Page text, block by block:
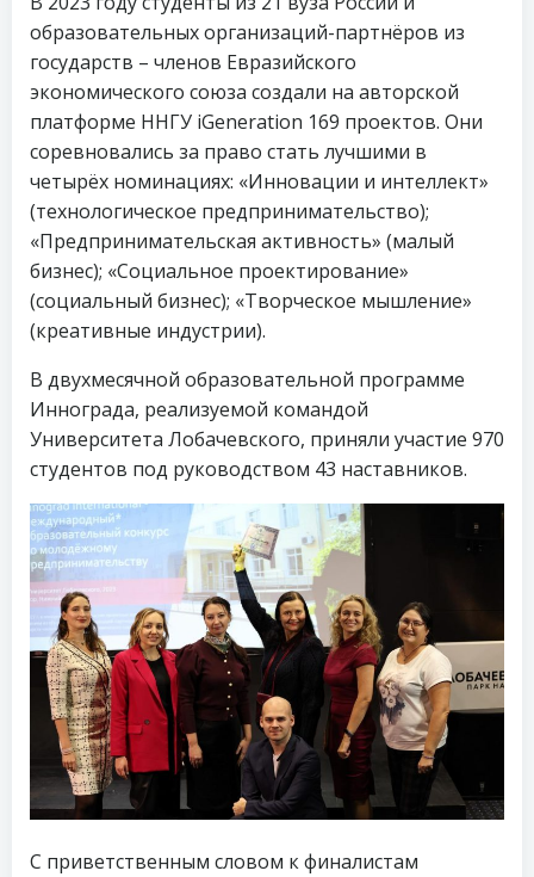
образовательных организаций-партнёров из
государств – членов Евразийского
экономического союза создали на авторской
платформе ННГУ iGeneration 169 проектов. Они
соревновались за право стать лучшими в
четырёх номинациях: «Инновации и интеллект»
(технологическое предпринимательство);
«Предпринимательская активность» (малый
бизнес); «Социальное проектирование»
(социальный бизнес); «Творческое мышление»
(креативные индустрии).
В двухмесячной образовательной программе
Иннограда, реализуемой командой
Университета Лобачевского, приняли участие 970
студентов под руководством 43 наставников.
С приветственным словом к финалистам